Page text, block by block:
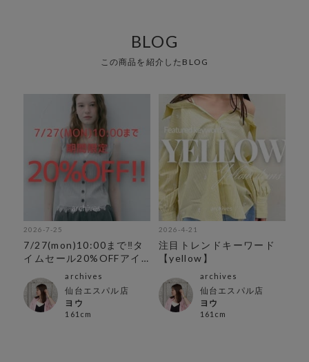
BLOG
この商品を紹介したBLOG
2026-7-25
7/27(mon)10:00まで‼︎タ
イムセール20%OFFアイ
archives
仙台エスパル店
ヨウ
161cm
2026-4-21
注目トレンドキーワード
【yellow】
archives
仙台エスパル店
ヨウ
161cm